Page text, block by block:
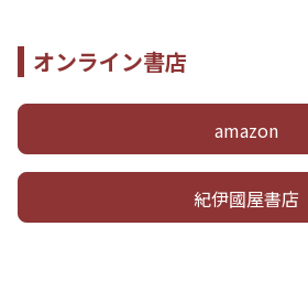
オンライン書店
amazon
紀伊國屋書店